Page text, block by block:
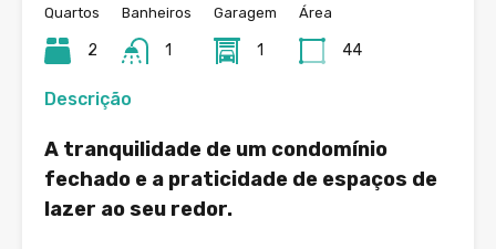
Quartos
2
Banheiros
1
Garagem
1
Área
44
Descrição
A tranquilidade de um condomínio
fechado e a praticidade de espaços de
lazer ao seu redor.